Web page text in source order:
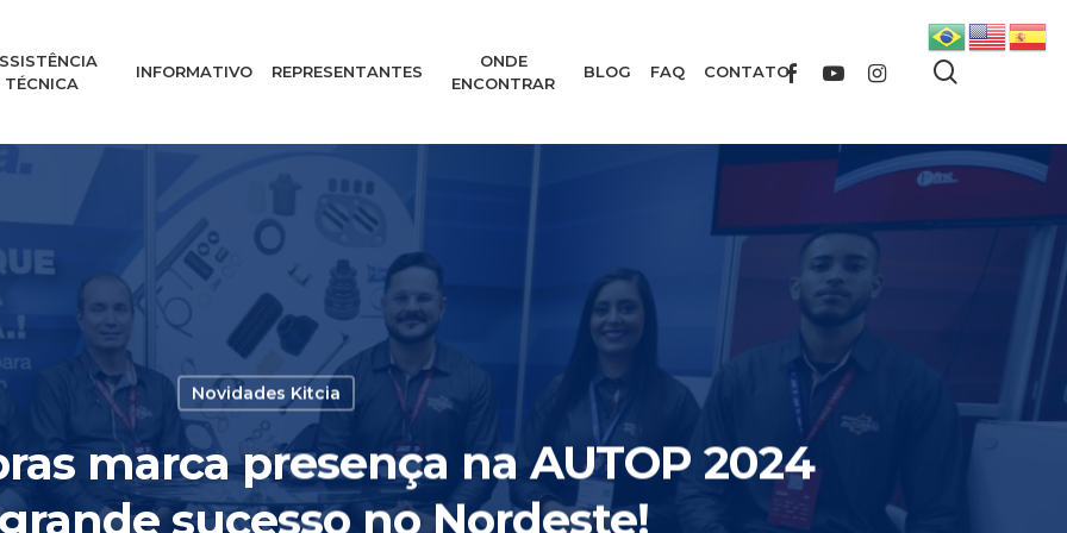
TÉCNICA
INFORMATIVO REPRESENTANTES
ONDE
ENCONTRAR
BLOG FAQ CONTATOFACEBOOKYOUTUBEINSTAGRAM
Novidades Kitcia
marca presença na AUTOP 2024
sucesso no Nordeste!